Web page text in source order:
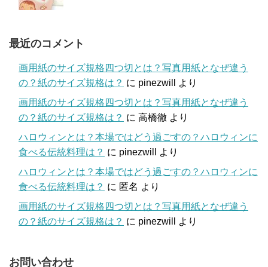
最近のコメント
画用紙のサイズ規格四つ切とは？写真用紙となぜ違う
の？紙のサイズ規格は？ に pinezwill
より
画用紙のサイズ規格四つ切とは？写真用紙となぜ違う
の？紙のサイズ規格は？ に 高橋徹 より
ハロウィンとは？本場ではどう過ごすの？ハロウィンに
食べる伝統料理は？ に pinezwill
より
ハロウィンとは？本場ではどう過ごすの？ハロウィンに
食べる伝統料理は？ に 匿名 より
画用紙のサイズ規格四つ切とは？写真用紙となぜ違う
の？紙のサイズ規格は？ に pinezwill より
お問い合わせ